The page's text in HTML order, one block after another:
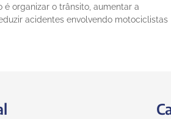
é organizar o trânsito, aumentar a
acidentes envolvendo motociclistas